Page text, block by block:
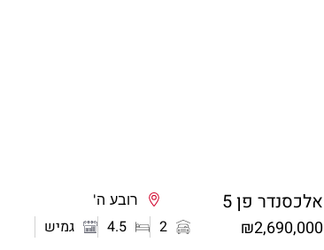
אלכסנדר פן 5 רובע ה'
₪2,690,000
2
4.5 גמיש